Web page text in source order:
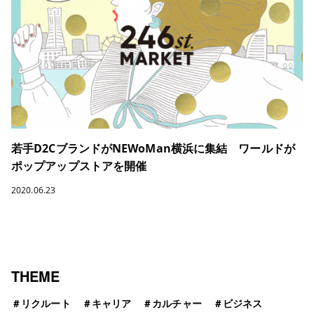
若手D2CブランドがNEWoMan横浜に集結 ワールドが
ポップアップストアを開催
2020.06.23
THEME
＃ リクルート ＃キャリア ＃カルチャー ＃ ビジネス